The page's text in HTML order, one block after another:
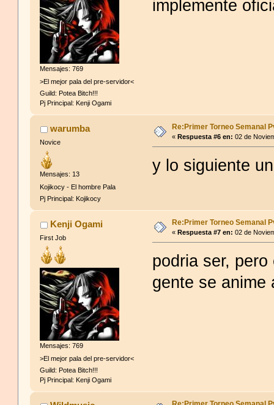
discoteca.
Mensajes: 769
>El mejor pala del pre-servidor<
Guild: Potea Bitch!!!
Pj Principal: Kenji Ogami
implemente
warumba
Novice
Mensajes: 13
Kojikocy - El hombre Pala
Pj Principal: Kojikocy
Re:Primer Torneo Semanal
« Respuesta #6 en: 02 de
y lo siguiente
Kenji Ogami
First Job
Mensajes: 769
>El mejor pala del pre-servidor<
Guild: Potea Bitch!!!
Pj Principal: Kenji Ogami
Re:Primer Torneo Semanal
«Respuesta #7 en: 02 de
podria ser,
gente se anime